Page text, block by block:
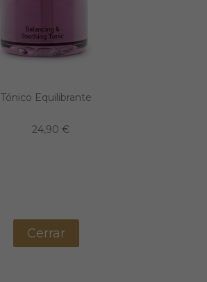
Tónico Equilibrante
24,90 €